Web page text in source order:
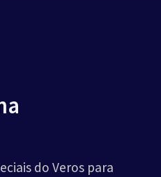
do Veros para